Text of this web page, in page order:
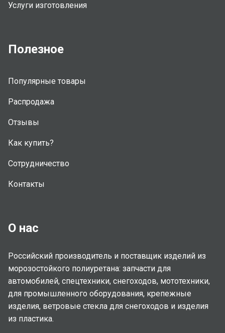
Услуги изготовления
Полезное
Популярные товары
Распродажа
Отзывы
Как купить?
Сотрудничество
Контакты
О нас
Российский производитель и поставщик изделий из
морозостойкого полиуретана: запчасти для
автомобилей, спецтехники, снегоходов, мототехники,
для промышленного оборудования, крепежные
изделия, ветровые стекла для снегоходов и изделия
из пластика.